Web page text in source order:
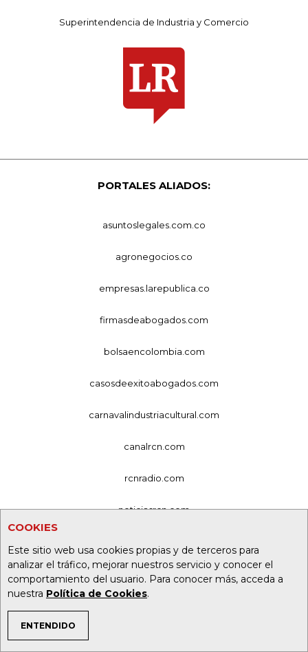
COOKIES
Este sitio web usa cookies propias y de terceros para
analizar el tráfico, mejorar nuestros servicio y conocer el
comportamiento del usuario. Para conocer más, acceda a
nuestra Política de Cookies.
ENTENDIDO
TEMAS DE INTERÉS
Superintendencia de Industria y Comercio
PORTALES ALIADOS:
asuntoslegales.com.co
agronegocios.co
empresas.larepublica.co
firmasdeabogados.com
bolsaencolombia.com
casosdeexitoabogados.com
carnavalindustriacultural.com
canalrcn.com
rcnradio.com
noticiasrcn.com
alerta.com.co
Organización Ardila Lülle - oal.com.co